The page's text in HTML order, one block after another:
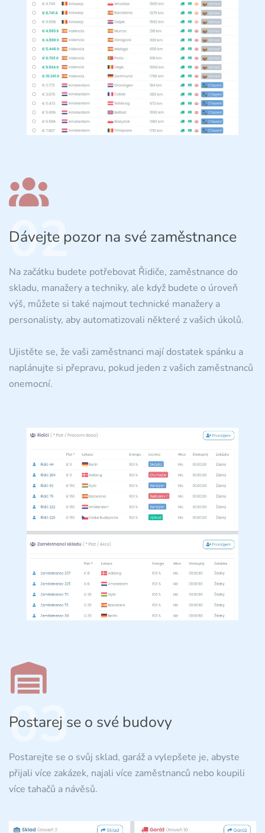
02
Dávejte pozor na své zaměstnance
Na začátku budete potřebovat Řidiče, zaměstnance do
skladu, manažery a techniky, ale když budete o úroveň
výš, můžete si také najmout technické manažery a
personalisty, aby automatizovali některé z vašich úkolů.
Ujistěte se, že vaši zaměstnanci mají dostatek spánku a
naplánujte si přepravu, pokud jeden z vašich zaměstnanců
onemocní.
03
Postarej se o své budovy
Postarejte se o svůj sklad, garáž a vylepšete je, abyste
přijali více zakázek, najali více zaměstnanců nebo koupili
více tahačů a návěsů.